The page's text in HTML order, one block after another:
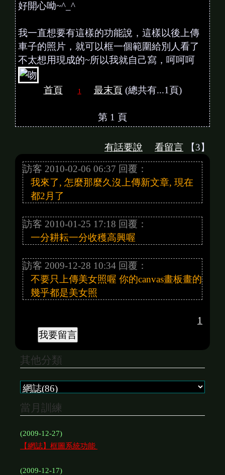
好開心呦~^_^
我一直想要有這樣的功能說，這樣以後上傳
車子的照片，就可以框一個範圍給別人看了
不太想用現成的~所以我就自己寫，呵呵呵
首頁 1 最末頁(總共有...1頁)
第 1 頁
有話要說 看留言 【3】
訪客 2010-02-06 06:37 回覆：
我來了, 怎麼那麼久沒上傳新文章, 現在
都2月了
訪客 2010-01-25 17:18 回覆：
一分耕耘一分收穫高興喔
訪客 2009-12-28 10:34 回覆：
不要只上傳美女照喔 你的canvas畫板畫的
幾乎都是美女照
1
其他分類
當月訓練
(2009-12-27)
【網誌】框圖系統功能
(2009-12-17)